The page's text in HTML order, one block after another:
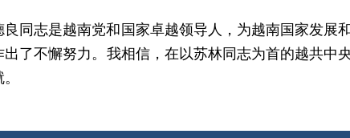
良同志是越南党和国家卓越领导人，为越南国家发
了不懈努力。我相信，在以苏林同志为首的越共